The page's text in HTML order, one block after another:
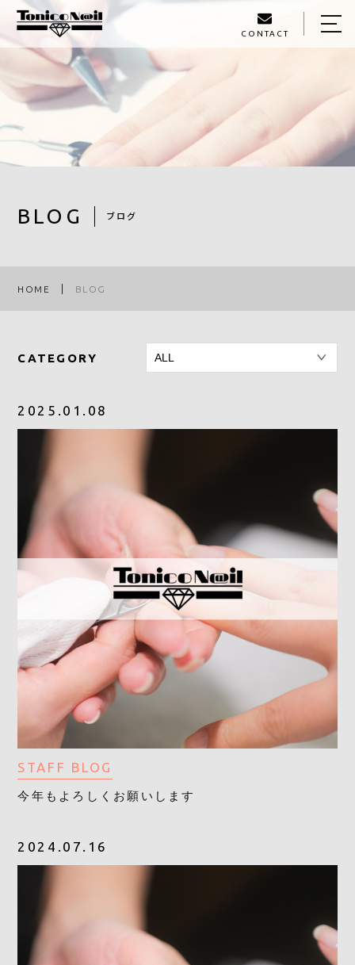
CONTACT
BLOG ブログ
HOME BLOG
CATEGORY
2025.01.08
STAFF BLOG
今年もよろしくお願いします
2024.07.16
HOME
ABOUT US
LIBRARY
090-3604-5988